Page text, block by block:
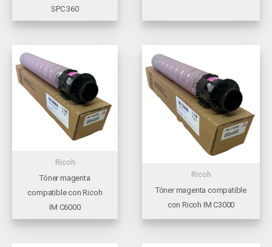
SPC 360
Ricoh
Tóner magenta
compatible con Ricoh
IM C6000
Ricoh
Tóner magenta compatible
con Ricoh IM C3000